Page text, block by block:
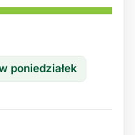
poniedziałek